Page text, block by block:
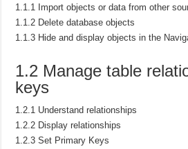
1.1.1 Import objects or data from other
1.1.2 Delete database objects
1.1.3 Hide and display objects in the
1.2 Manage table
keys
1.2.1 Understand relationships
1.2.2 Display relationships
1.2.3 Set Primary Keys